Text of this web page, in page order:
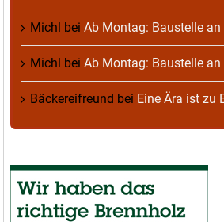
Michl bei Ab Montag: Baustelle an
Michl bei Ab Montag: Baustelle an
Bäckereifreund bei Eine Ära ist zu